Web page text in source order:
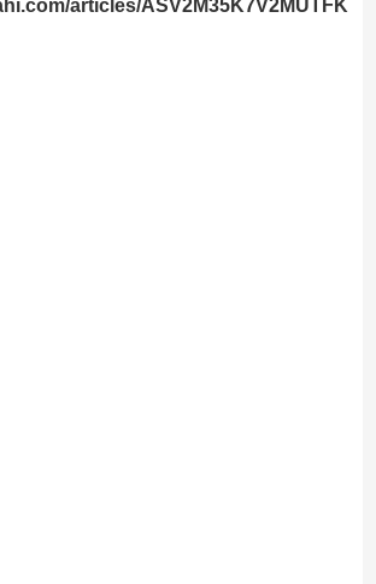
articles/ASV2M35K7V2MUTFK